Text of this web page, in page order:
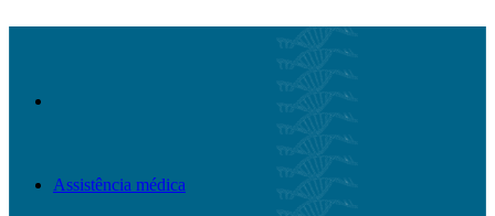
Assistência médica